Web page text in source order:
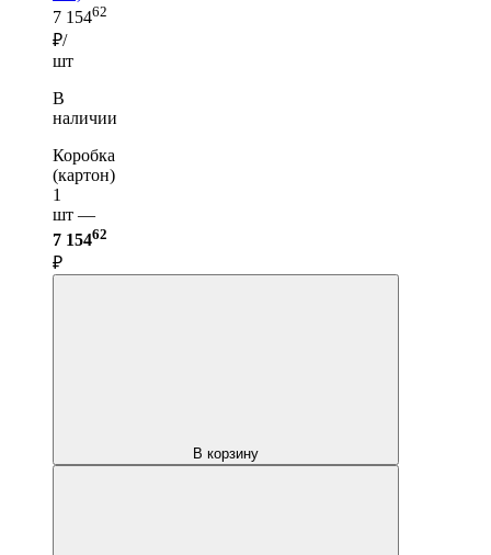
7 15462
₽/
шт
В
наличии
Коробка
(картон)
1
шт —
7 15462
₽
В корзину